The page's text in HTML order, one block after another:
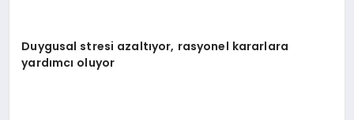
Duygusal stresi azaltıyor, rasyonel kararlara
yardımcı oluyor